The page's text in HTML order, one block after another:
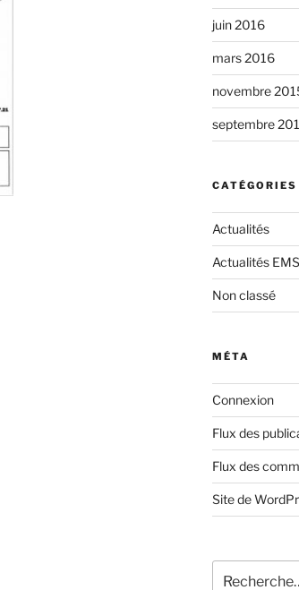
juin 2016
mars 2016
novembre
septembre
CATÉGORIES
Actualités
Actualités EMS
Non classé
MÉTA
Connexion
Flux des
Flux des
Site de